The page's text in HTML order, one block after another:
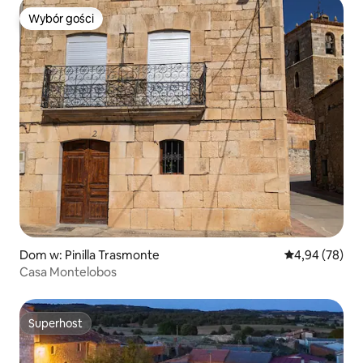
Wybór gości
Wybór gości
Dom w: Pinilla Trasmonte Średnia
4,94 (78)
Casa Montelobos
Superhost
Superhost